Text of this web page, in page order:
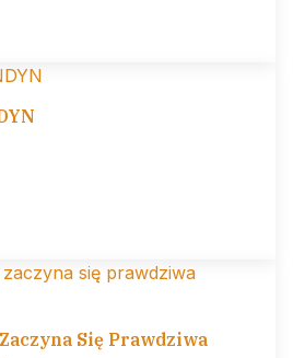
Się Prawdziwa